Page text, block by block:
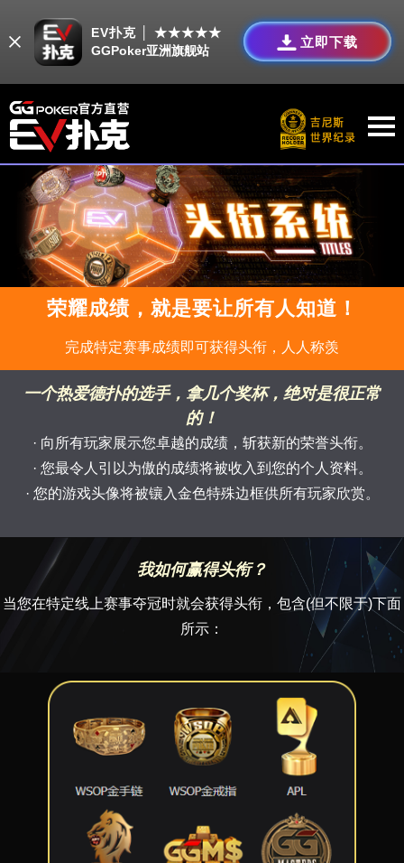
EV扑克 │ ★★★★★
GGPoker亚洲旗舰站
立即下载
荣耀成绩，就是要让所有人知道！
完成特定赛事成绩即可获得头衔，人人称羡
一个热爱德扑的选手，拿几个奖杯，绝对是很正常
的！
· 向所有玩家展示您卓越的成绩，斩获新的荣誉头衔。
· 您最令人引以为傲的成绩将被收入到您的个人资料。
· 您的游戏头像将被镶入金色特殊边框供所有玩家欣赏。
我如何赢得头衔？
当您在特定线上赛事夺冠时就会获得头衔，包含(但不限于)下面
所示：